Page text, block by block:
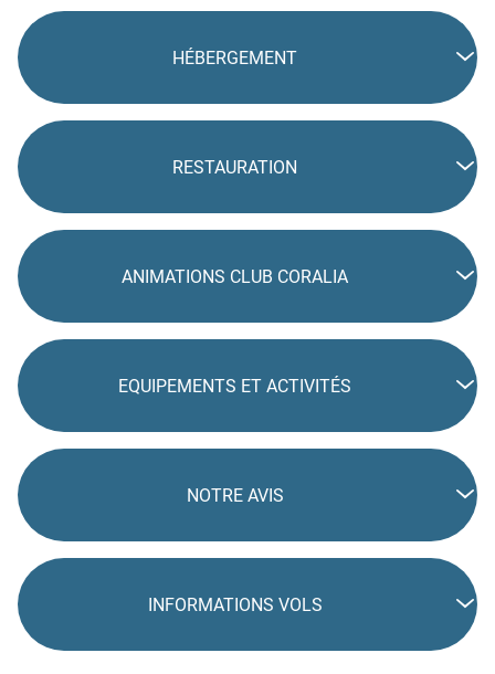
HÉBERGEMENT
RESTAURATION
ANIMATIONS CLUB CORALIA
EQUIPEMENTS ET ACTIVITÉS
NOTRE AVIS
INFORMATIONS VOLS